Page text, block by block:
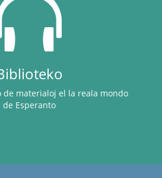
de materialoj el la reala mondo
de Esperanto